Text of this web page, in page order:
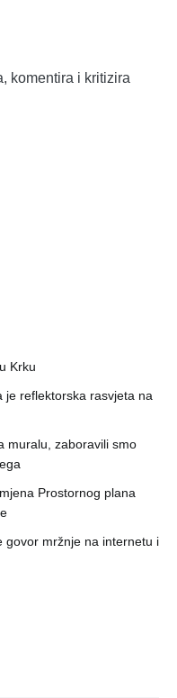
komentira i kritizira
Krku
je reflektorska rasvjeta na
muralu, zaboravili smo
Prostornog plana
govor mržnje na internetu i